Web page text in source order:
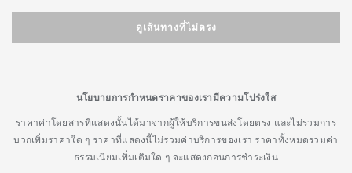
ดูเส้นทางที่ไม่ตรง
นโยบายการกำหนดราคาของเรามีความโปร่งใส
ราคาค่าโดยสารที่แสดงนั้นได้มาจากผู้ให้บริการขนส่งโดยตรง และไม่รวมการ
บวกเพิ่มราคาใด ๆ ราคาที่แสดงนี้ไม่รวมค่าบริการของเรา ราคาทั้งหมดรวมค่า
ธรรมเนียมเพิ่มเติมใด ๆ จะแสดงก่อนการชำระเงิน